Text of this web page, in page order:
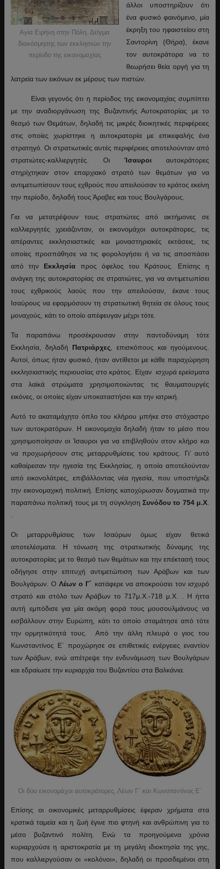
Αγία Ειρήνη στην Πόλη. Δείγμα
διακόσμησης των εκκλησιών την
περίοδο της εικονομαχίας
άλλοι υποστηρίζουν ότι
ένα φυσικό φαινόμενο, μία
έκρηξη του ηφαιστείου στη
Σαντορίνη (Θήρα), έκανε
τον αυτοκράτορα να το
θεωρήσει θεία οργή για τη
λατρεία των εικόνων εκ μέρους των πιστών.
Είναι γεγονός ότι η περίοδος της εικονομαχίας συμπίπτει
με την αναδιοργάνωση της Βυζαντινής Αυτοκρατορίας με το
θεσμό των Θεμάτων, δηλαδή τις μικρές διοικητικές περιφέρειες
στις οποίες χωρίστηκε η αυτοκρατορία με επικεφαλής ένα
στρατηγό. Οι στρατιωτικές αυτές περιφέρειες αποτελούνταν από
στρατιώτες-καλλιεργητές. ΟιΊσαυροι αυτοκράτορες
στηρίχτηκαν στον επαρχιακό στρατό των θεμάτων για να
αντιμετωπίσουν τους εχθρούς που απειλούσαν το κράτος εκείνη
την περίοδο, δηλαδή τους Άραβες και τους Βουλγάρους.
Για να μετατρέψουν τους στρατιώτες από ακτήμονες σε
καλλιεργητές χρειάζονταν, οι εικονομάχοι αυτοκράτορες, τις
απέραντες εκκλησιαστικές και μοναστηριακές εκτάσεις, τις
οποίες προσπάθησε να τις φορολογήσει ή να τις αποσπάσει
από την Εκκλησίαπρος όφελος του Κράτους. Επίσης η
ανάγκη της αυτοκρατορίας σε στρατιώτες, για να αντιμετωπίσει
τους εχθρικούς λαούς που την απειλούσαν, έκανε τους
Ισαύρους να εφαρμόσουν τη στρατιωτική θητεία σε όλους τους
μοναχούς, κάτι το οποίο απέφευγαν μέχρι τότε.
Τα παραπάνω προσέκρουσαν στην παντοδύναμη τότε
Εκκλησία, δηλαδή Πατριάρχες , επισκόπους και ηγούμενους.
Αυτοί, όπως ήταν φυσικό, ήταν αντίθετοι με κάθε παραχώρηση
εκκλησιαστικής περιουσίας στο κράτος. Είχαν ισχυρά ερείσματα
στα λαϊκά στρώματα χρησιμοποιώντας τις θαυματουργές
εικόνες, οι οποίες είχαν υποκαταστήσει και την ιατρική.
Αυτό το ακαταμάχητο όπλο του κλήρου μπήκε στο στόχαστρο
των αυτοκρατόρων. Η εικονομαχία δηλαδή ήταν το μέσο που
χρησιμοποίησαν οι Ίσαυροι για να επιβληθούν στον κλήρο και
να προχωρήσουν στις μεταρρυθμίσεις του κράτους. Γι’ αυτό
καθαίρεσαν την ηγεσία της Εκκλησίας, η οποία αποτελούνταν
από εικονολάτρες, επιβάλλοντας νέα ηγεσία, που υποστήριζε
την εικονομαχική πολιτική. Επίσης κατοχύρωσαν δογματικά την
παραπάνω πολιτική τους με τη σύγκλησηΣυνόδου το 754 μ.Χ
Οι μεταρρυθμίσεις των Ισαύρων όμως είχαν θετικά
αποτελέσματα. Η τόνωση της στρατιωτικής δύναμης της
αυτοκρατορίας με το θεσμό των θεμάτων και την επέκτασή τους
οδήγησε στην επιτυχή αντιμετώπιση των Αράβων και των
Βουλγάρων. Ο Λέων ο Γ΄ κατάφερε να αποκρούσει τον ισχυρό
στρατό και στόλο των Αράβων το 717μ.Χ.-718 μ.Χ. . Η ήττα
αυτή εμπόδισε για μία ακόμη φορά τους μουσουλμάνους να
εισβάλλουν στην Ευρώπη, κάτι το οποίο σταμάτησε από τότε
την ορμητικότητά τους. Από την άλλη πλευρά ο γιος του
Κωνσταντίνος Ε΄ προχώρησε σε επιθετικές ενέργειες εναντίον
των Αράβων, ενώ απέτρεψε την ενδυνάμωση των Βουλγάρων
και εδραίωσε την κυριαρχία του Βυζαντίου στα Βαλκάνια.
Οι δύο εικονομάχοι αυτοκράτορες, Λέων Γ΄ και Κωνσταντίνος Ε΄
Επίσης οι οικονομικές μεταρρυθμίσεις έφεραν χρήματα στα
κρατικά ταμεία και η ζωή έγινε πιο φτηνή και ανθρώπινη για το
μέσο βυζαντινό πολίτη. Ενώ τα προηγούμενα χρόνια
κυριαρχούσε η αριστοκρατία με τη μεγάλη ιδιοκτησία της γης,
που καλλιεργούσαν οι «κολόνοι», δηλαδή οι προσδεμένοι στη